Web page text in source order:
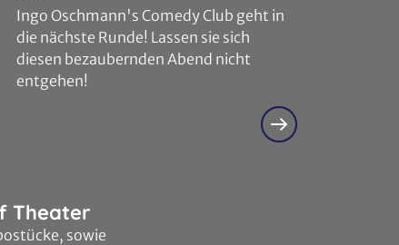
Ingo Oschmann's Comedy Club geht in
die nächste Runde! Lassen sie sich
diesen bezaubernden Abend nicht
entgehen!
Theater
sowie